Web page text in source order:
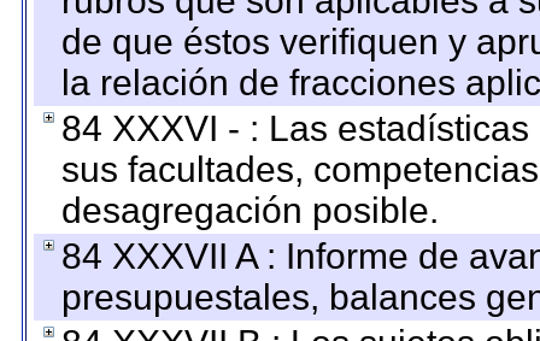
de que éstos verifiquen y
la relación de fracciones
84 XXXVI - : Las
sus facultades,
desagregación posible.
84 XXXVII A : Informe de
presupuestales, balances